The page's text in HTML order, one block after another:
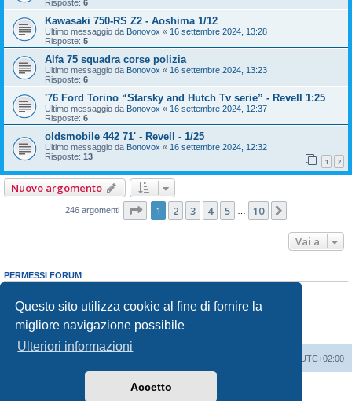
Questo sito utilizza cookie al fine di fornire la
migliore navigazione possibile
Ulteriori informazioni
Accetto
Risposte: 6
Kawasaki 750-RS Z2 - Aoshima 1/12
Ultimo messaggio da Bonovox « 16 settembre 2024, 13:28
Risposte: 5
Alfa 75 squadra corse polizia
Ultimo messaggio da Bonovox « 16 settembre 2024, 13:23
Risposte: 6
'76 Ford Torino “Starsky and Hutch Tv serie” - Revell 1:25
Ultimo messaggio da Bonovox « 16 settembre 2024, 12:37
Risposte: 6
oldsmobile 442 71' - Revell - 1/25
Ultimo messaggio da Bonovox « 16 settembre 2024, 12:32
Risposte: 13 1 2
Nuovo argomento
246 argomenti Pagina di 10
1 2 3 4 5 10
Vai a
PERMESSI FORUM
Non puoi
rispondere negli argomenti
Non puoimodificare i tuoi messaggi
Non puoicancellare i tuoi messaggi
Non puoi
inviare allegati
UTC+02:00
phpBB® Forum Software © phpBB Limited